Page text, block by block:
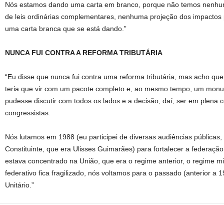
Nós estamos dando uma carta em branco, porque não temos
de leis ordinárias complementares, nenhuma projeção dos
uma carta branca que se está dando.”
NUNCA FUI CONTRA A REFORMA TRIBUTÁRIA
“Eu disse que nunca fui contra uma reforma tributária, mas acho
teria que vir com um pacote completo e, ao mesmo tempo, um
pudesse discutir com todos os lados e a decisão, daí, ser em plena
congressistas.
Nós lutamos em 1988 (eu participei de diversas audiências
Constituinte, que era Ulisses Guimarães) para fortalecer a
estava concentrado na União, que era o regime anterior, o regime
federativo fica fragilizado, nós voltamos para o passado (anterior a
Unitário.”